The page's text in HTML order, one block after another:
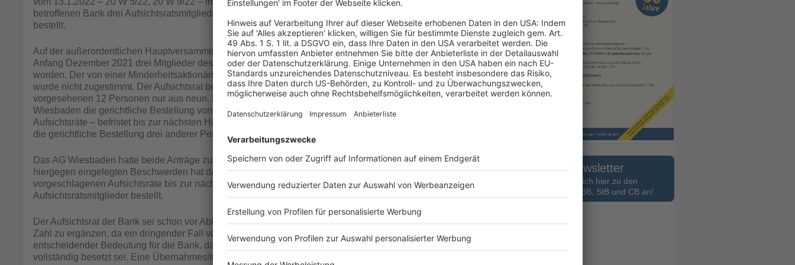
betroffenen Bank drei Aufsichtsratsmitglieder, befristet bis zur nächsten ordentlichen Hauptversammlung,
bestellt.
Auf der außerordentlichen Hauptversammlung der in Wiesbaden ansässigen börsennotierten Bank sind
Anfang Dezember 2021 drei Mitglieder des drittelparitätisch mitbestimmten Aufsichtsrats abgewählt
worden. Der von einer Minderheitsaktionärin vorgeschlagenen Neuwahl von drei Aufsichtsratsmitglieder
wurde nicht zugestimmt. Der Aufsichtsrat besteht damit gegenwärtig statt der satzungsmäßig
vorgesehenen 12 Personen nur aus neun. Der Aufsichtsratsvorsitzende hatte deshalb beim Amtsgericht
Wiesbaden die gerichtliche Bestellung von drei konkret benannten Nachfolgern für die abgewählten
Aufsichtsräte – befristet bis zur nächsten Hauptversammlung – beantragt. Die Minderheitsaktionärin hatte
die gerichtliche Bestellung drei anderer Personen beantragt.
Das AG Wiesbaden hatte beide Anträge zurückgewiesen, da kein dringender Fall vorliege. Auf die
hiergegen eingelegten Beschwerden hat das OLG nunmehr die drei vom Aufsichtsratsvorsitzenden
vorgeschlagenen Aufsichtsräte bis zur nächsten ordentlichen Hauptversammlung als
Aufsichtsratsmitglieder bestellt.
Der Aufsichtsrat der Bank sei schon vor Ablauf der 3-Monatsfrist auf die durch die Satzung festgesetzte
Zahl zu ergänzen, da ein dringender Fall vorliege. Im Hinblick auf ein Übernahmeangebot sei es von
entscheidender Bedeutung für die Bank, dass der Aufsichtsrat nicht nur beschlussfähig, sondern auch
vollständig besetzt sei. Eine Übernahmesituation stelle typischerweise einen dringenden Fall dar.
Newsletter
Melden Sie sich hier zu den
Newslettern des BB, StB und CB an!